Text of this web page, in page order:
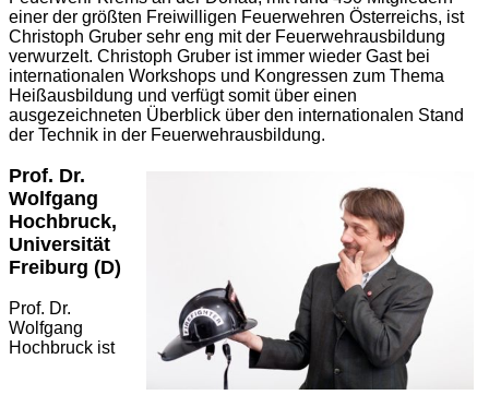
einer der größten Freiwilligen Feuerwehren Österreichs, ist
Christoph Gruber sehr eng mit der Feuerwehrausbildung
verwurzelt. Christoph Gruber ist immer wieder Gast bei
internationalen Workshops und Kongressen zum Thema
Heißausbildung und verfügt somit über einen
ausgezeichneten Überblick über den internationalen Stand
der Technik in der Feuerwehrausbildung.
Prof. Dr.
Wolfgang
Hochbruck,
Universität
Freiburg (D)
Prof. Dr.
Wolfgang
Hochbruck ist